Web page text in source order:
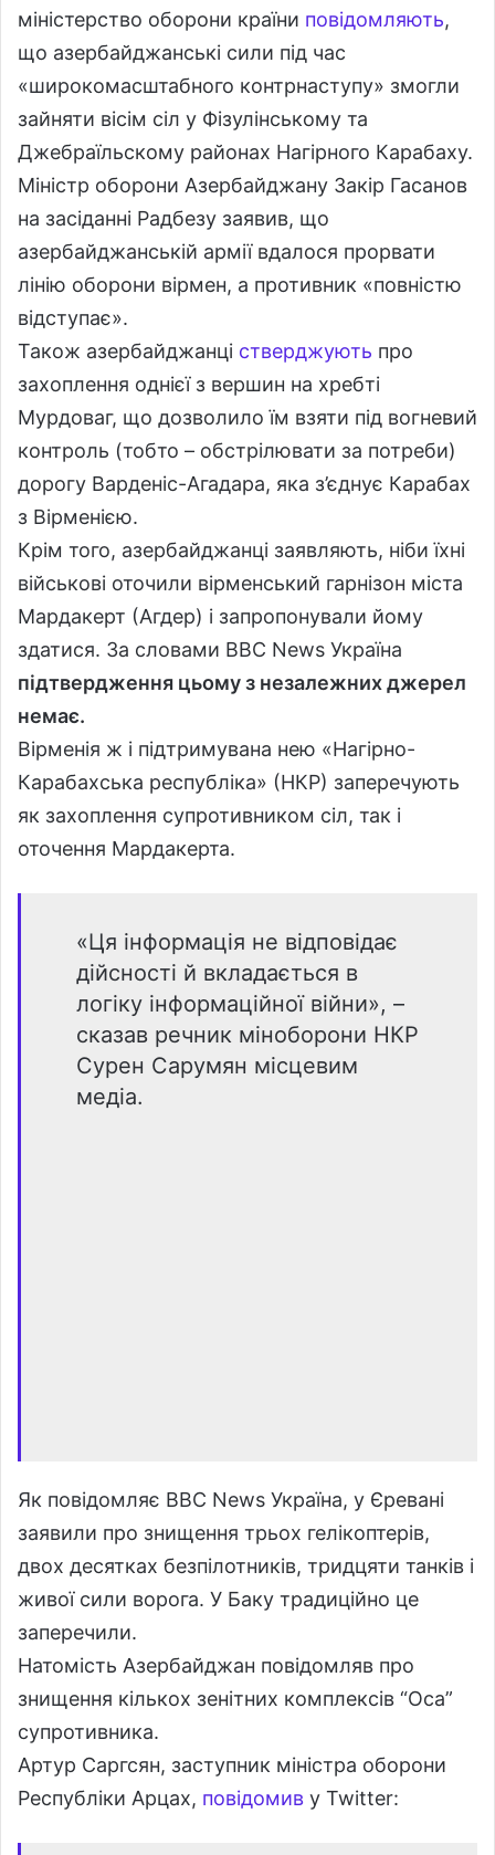
міністерство оборони країни повідомляють,
що азербайджанські сили під час
«широкомасштабного контрнаступу» змогли
зайняти вісім сіл у Фізулінському та
Джебраїльскому районах Нагірного Карабаху.
Міністр оборони Азербайджану Закір Гасанов
на засіданні Радбезу заявив, що
азербайджанській армії вдалося прорвати
лінію оборони вірмен, а противник «повністю
відступає».
Також азербайджанці стверджують про
захоплення однієї з вершин на хребті
Мурдоваг, що дозволило їм взяти під вогневий
контроль (тобто – обстрілювати за потреби)
дорогу Варденіс-Агадара, яка з’єднує Карабах
з Вірменією.
Крім того, азербайджанці заявляють, ніби їхні
військові оточили вірменський гарнізон міста
Мардакерт (Агдер) і запропонували йому
здатися. За словами BBC News Україна
підтвердження цьому з незалежних джерел
немає.
Вірменія ж і підтримувана нею «Нагірно-
Карабахська республіка» (НКР) заперечують
як захоплення супротивником сіл, так і
оточення Мардакерта.
«Ця інформація не відповідає
дійсності й вкладається в
логіку інформаційної війни», –
сказав речник міноборони НКР
Сурен Сарумян місцевим
медіа.
Як повідомляє BBC News Україна, у Єревані
заявили про знищення трьох гелікоптерів,
двох десятках безпілотників, тридцяти танків і
живої сили ворога. У Баку традиційно це
заперечили.
Натомість Азербайджан повідомляв про
знищення кількох зенітних комплексів “Оса”
супротивника.
Артур Саргсян, заступник міністра оборони
Республіки Арцах, повідомив у Twitter: